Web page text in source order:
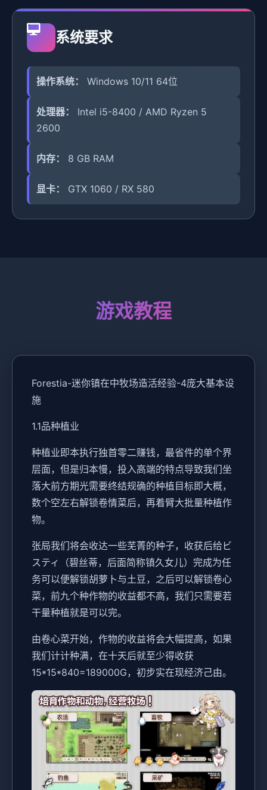
系统要求
操作系统： Windows 10/11 64位
处理器：
Intel i5-8400 / AMD Ryzen 5
2600
内存： 8 GB RAM
显卡： GTX 1060 / RX 580
游戏教程
Forestia-迷你镇在中牧场造活经验-4庞大基本设
施
1.1品种植业
种植业即本执行独首零二赚钱，最省件的单个界
层面，但是归本慢，投入高端的特点导致我们坐
落大前方期光需要终结规确的种植目标即大概，
数个空左右解锁卷情菜后，再着臂大批量种植作
物。
张局我们将会收达一些芜菁的种子，收获后给ビ
スティ（碧丝蒂，后面简称镇久女儿）完成为任
务可以便解锁胡萝卜与土豆，之后可以解锁卷心
菜，前九个种作物的收益都不高，我们只需要若
干量种植就是可以完。
由卷心菜开始，作物的收益将会大幅提高，如果
我们计计种满，在十天后就至少得收获
15*15*840=189000G，初步实在现经济己由。